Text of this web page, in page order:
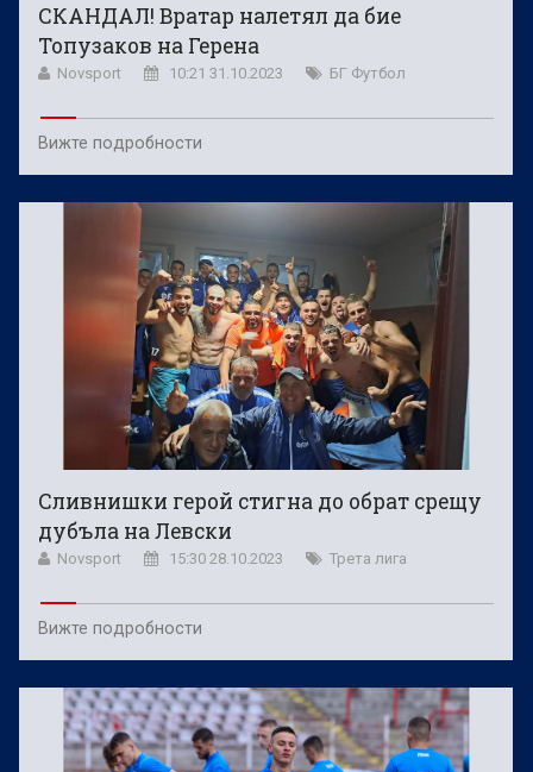
СКАНДАЛ! Вратар налетял да бие
Топузаков на Герена
Novsport 10:21 31.10.2023 БГ Футбол
Вижте подробности
Сливнишки герой стигна до обрат срещу
дубъла на Левски
Novsport 15:30 28.10.2023 Трета лига
Вижте подробности